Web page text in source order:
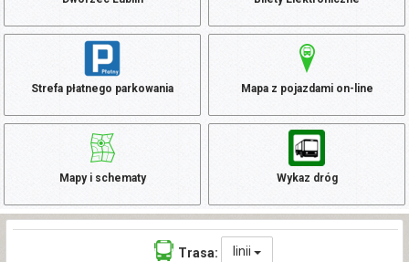
Strefa płatnego parkowania Mapa z pojazdami on-line
Mapy i schematy Wykaz dróg
Trasa: linii